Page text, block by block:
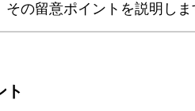
その留意ポイントを説明しま
ト